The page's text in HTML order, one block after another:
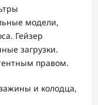
модели,
Гейзер
загрузки.
правом.